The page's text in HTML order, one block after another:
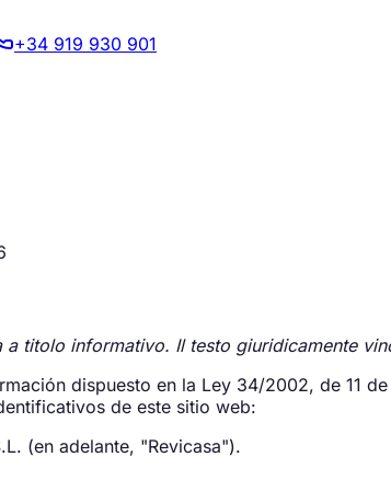
+34 919 930 901
titolo informativo. Il testo giuridicamente
dispuesto en la Ley 34/2002, de 11
de este sitio web:
(en adelante, "Revicasa").